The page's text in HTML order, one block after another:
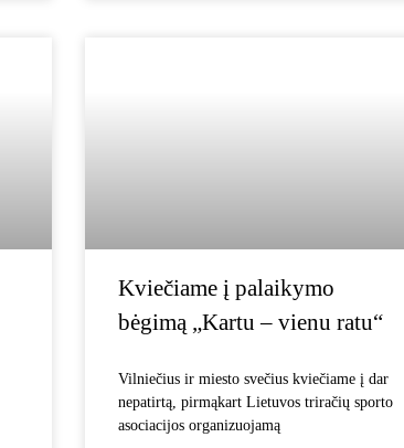
Kviečiame į palaikymo
bėgimą „Kartu – vienu ratu“
Vilniečius ir miesto svečius kviečiame į dar
nepatirtą, pirmąkart Lietuvos triračių sporto
asociacijos organizuojamą